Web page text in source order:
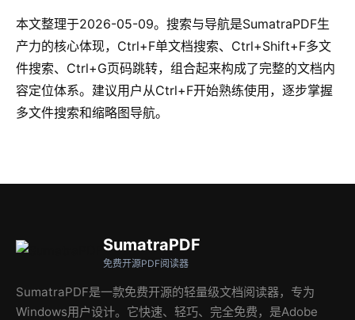
本文整理于2026-05-09。搜索与导航是SumatraPDF生
产力的核心体现，Ctrl+F单文档搜索、Ctrl+Shift+F多文
件搜索、Ctrl+G页码跳转，组合起来构成了完整的文档内
容定位体系。建议用户从Ctrl+F开始熟练使用，逐步掌握
多文件搜索和缩略图导航。
SumatraPDF
免费开源PDF阅读器
SumatraPDF是一款免费开源的轻量级文档阅读器，专为
Windows用户设计。它快速、轻巧、完全免费，是Adobe